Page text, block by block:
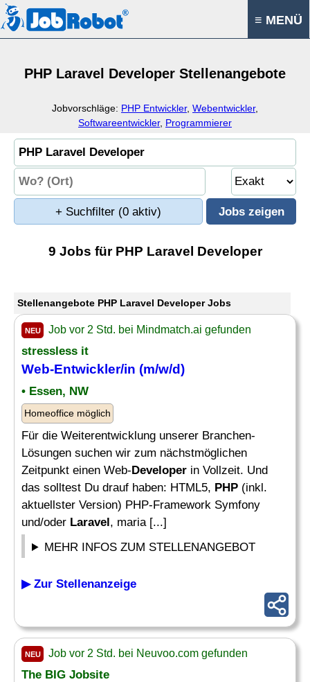
≡ MENÜ
PHP Laravel Developer Stellenangebote
Jobvorschläge: PHP Entwickler, Webentwickler,
Softwareentwickler, Programmierer
+ Suchfilter (0 aktiv)
9 Jobs für PHP Laravel Developer
Stellenangebote PHP Laravel Developer Jobs
NEU Job vor 2 Std. bei Mindmatch.ai gefunden
stressless it
Web-Entwickler/in (m/w/d)
• Essen, NW
Homeoffice möglich
Für die Weiterentwicklung unserer Branchen-
Lösungen suchen wir zum nächstmöglichen
Zeitpunkt einen Web-Developer in Vollzeit. Und
das solltest Du drauf haben: HTML5, PHP (inkl.
aktuellster Version) PHP-Framework Symfony
und/oder Laravel, maria [...]
MEHR INFOS ZUM STELLENANGEBOT
▶ Zur Stellenanzeige
NEU Job vor 2 Std. bei Neuvoo.com gefunden
The BIG Jobsite